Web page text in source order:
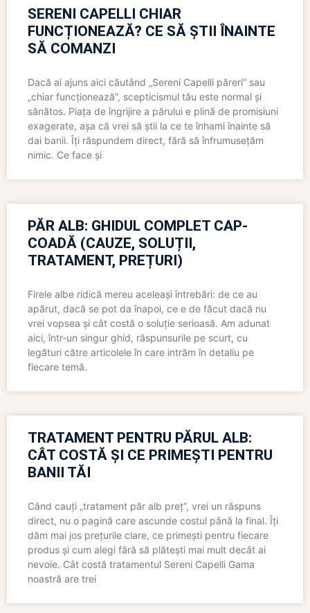
SERENI CAPELLI CHIAR
FUNCȚIONEAZĂ? CE SĂ ȘTII ÎNAINTE
SĂ COMANZI
Dacă ai ajuns aici căutând „Sereni Capelli păreri” sau
„chiar funcționează”, scepticismul tău este normal și
sănătos. Piața de îngrijire a părului e plină de promisiuni
exagerate, așa că vrei să știi la ce te înhami înainte să
dai banii. Îți răspundem direct, fără să înfrumusețăm
nimic. Ce face și
PĂR ALB: GHIDUL COMPLET CAP-
COADĂ (CAUZE, SOLUȚII,
TRATAMENT, PREȚURI)
Firele albe ridică mereu aceleași întrebări: de ce au
apărut, dacă se pot da înapoi, ce e de făcut dacă nu
vrei vopsea și cât costă o soluție serioasă. Am adunat
aici, într-un singur ghid, răspunsurile pe scurt, cu
legături către articolele în care intrăm în detaliu pe
fiecare temă.
TRATAMENT PENTRU PĂRUL ALB:
CÂT COSTĂ ȘI CE PRIMEȘTI PENTRU
BANII TĂI
Când cauți „tratament păr alb preț”, vrei un răspuns
direct, nu o pagină care ascunde costul până la final. Îți
dăm mai jos prețurile clare, ce primești pentru fiecare
produs și cum alegi fără să plătești mai mult decât ai
nevoie. Cât costă tratamentul Sereni Capelli Gama
noastră are trei